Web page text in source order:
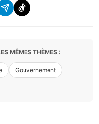
MÊMES THÈMES :
Gouvernement